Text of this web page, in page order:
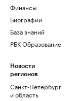
Финансы
Биографии
База знаний
РБК Образование
Новости
регионов
Санкт-Петербург
и область